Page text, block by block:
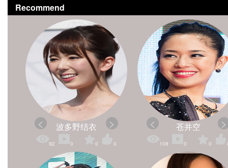
Recommend
波多野结衣
92 0 0 0
苍井空
108 0 0